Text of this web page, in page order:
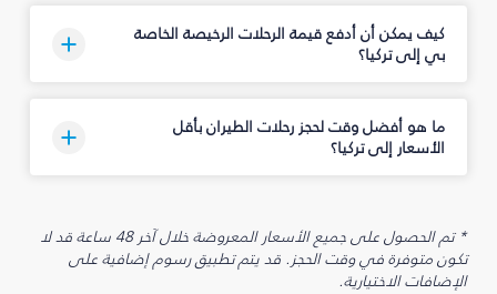
كيف يمكن أن أدفع قيمة الرحلات الرخيصة الخاصة
بي إلى تركيا؟
ما هو أفضل وقت لحجز رحلات الطيران بأقل
الأسعار إلى تركيا؟
* تم الحصول على جميع الأسعار المعروضة خلال آخر 48 ساعة قد لا
تكون متوفرة في وقت الحجز. قد يتم تطبيق رسوم إضافية على
الإضافات الاختيارية.